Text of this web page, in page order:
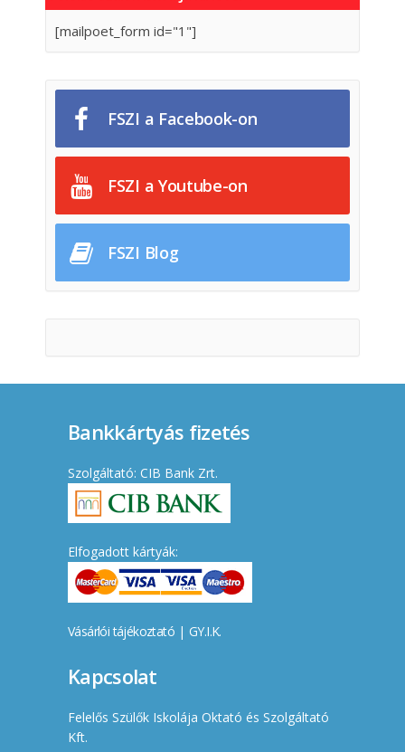
[mailpoet_form id="1"]
FSZI a Facebook-on
FSZI a Youtube-on
FSZI Blog
Bankkártyás fizetés
Szolgáltató: CIB Bank Zrt.
Elfogadott kártyák:
Vásárlói tájékoztató | GY.I.K.
Kapcsolat
Felelős Szülők Iskolája Oktató és Szolgáltató
Kft.